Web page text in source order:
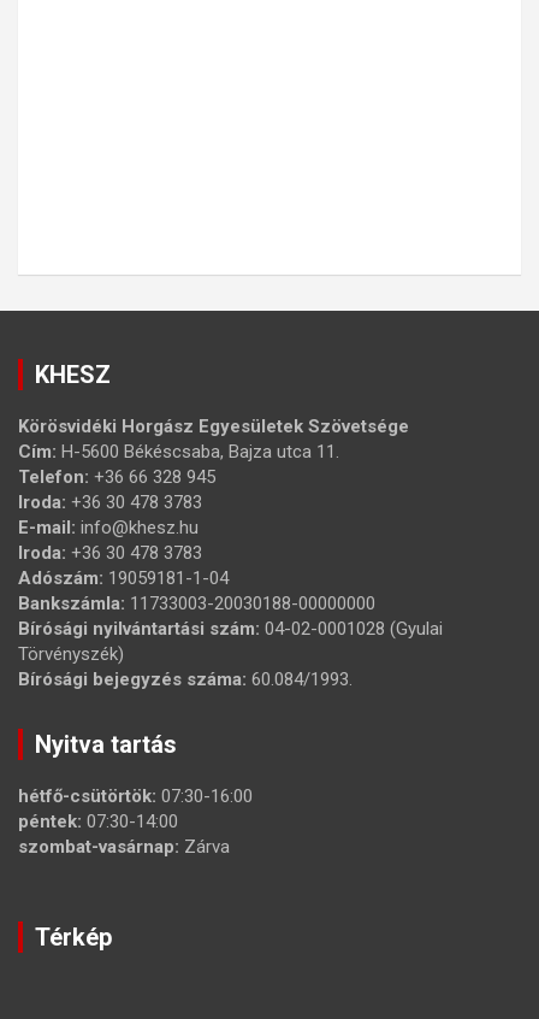
KHESZ
Körösvidéki Horgász Egyesületek Szövetsége
Cím: H-5600 Békéscsaba, Bajza utca 11.
Telefon: +36 66 328 945
Iroda: +36 30 478 3783
E-mail: info@khesz.hu
Iroda: +36 30 478 3783
Adószám: 19059181-1-04
Bankszámla: 11733003-20030188-00000000
Bírósági nyilvántartási szám: 04-02-0001028 (Gyulai
Törvényszék)
Bírósági bejegyzés száma: 60.084/1993.
Nyitva tartás
hétfő-csütörtök: 07:30-16:00
péntek: 07:30-14:00
szombat-vasárnap: Zárva
Térkép